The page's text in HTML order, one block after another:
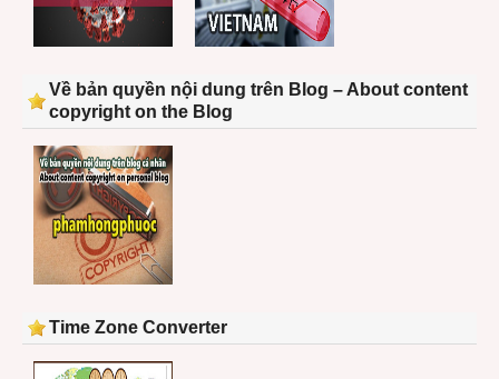
Về bản quyền nội dung trên Blog – About content
copyright on the Blog
Time Zone Converter